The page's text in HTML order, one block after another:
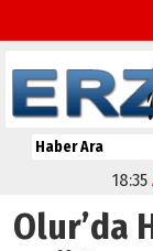
18:35
Olur’da